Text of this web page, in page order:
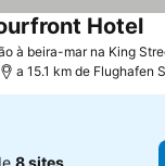
à beira-mar na King
Hotel
a 15.1 km de Flughafen
8 sites